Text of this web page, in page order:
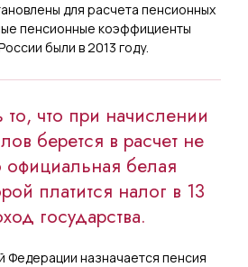
для расчета пенсионных
пенсионные коэффициенты
были в 2013 году.
то, что при начислении
берется в расчет не
официальная белая
платится налог в 13
государства.
Федерации назначается пенсия